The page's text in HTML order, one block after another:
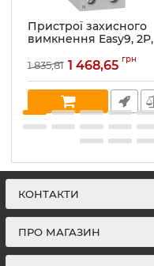
Пристрої захисного
вимкнення Easy9, 2P,
(EZ9R64263)
Артикул:EZ9R64263
В наявності:
1 835,81 1 468,65 грн
КОНТАКТИ
ПРО МАГАЗИН